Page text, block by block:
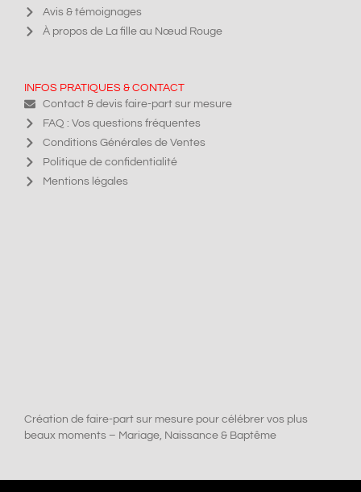
Avis & témoignages
À propos de La fille au Nœud Rouge
INFOS PRATIQUES & CONTACT
Contact & devis faire-part sur mesure
FAQ : Vos questions fréquentes
Conditions Générales de Ventes
Politique de confidentialité
Mentions légales
Création de faire-part sur mesure pour célébrer vos plus
beaux moments – Mariage, Naissance & Baptême